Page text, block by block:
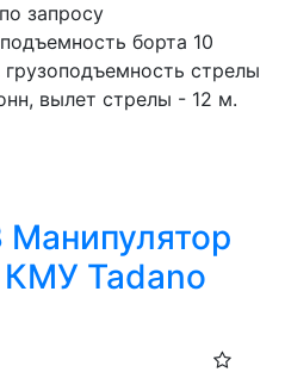
запросу
борта 10
грузоподъемность стрелы
вылет стрелы - 12 м.
КМУ Tadano